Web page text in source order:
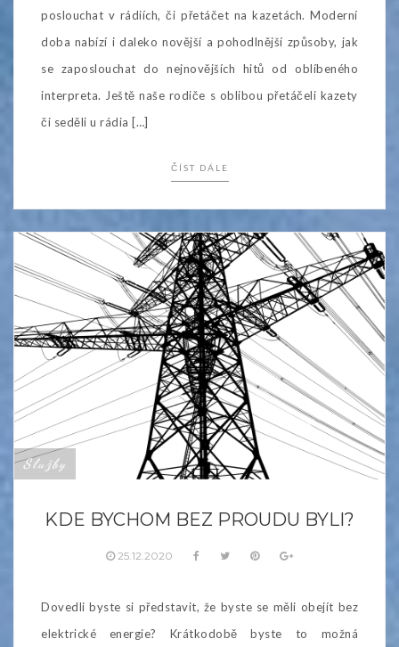
poslouchat v rádiích, či přetáčet na kazetách. Moderní
doba nabízí i daleko novější a pohodlnější způsoby, jak
se zaposlouchat do nejnovějších hitů od oblíbeného
interpreta. Ještě naše rodiče s oblibou přetáčeli kazety
či seděli u rádia […]
ČÍST DÁLE
Služby
KDE BYCHOM BEZ PROUDU BYLI?
25.12.2020
Dovedli byste si představit, že byste se měli obejít bez
elektrické energie? Krátkodobě byste to možná